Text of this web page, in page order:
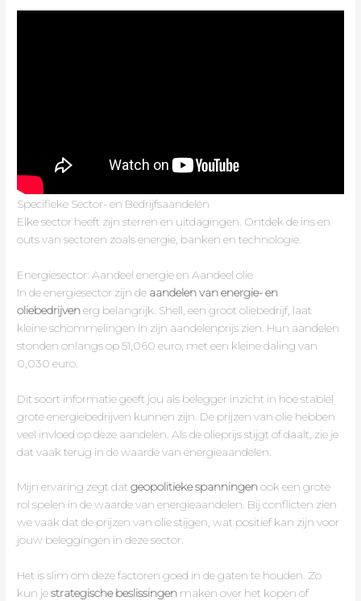
Specifieke Sector- en Bedrijfsaandelen
Elke sector heeft zijn sterren en uitdagingen. Ontdek de ins en
outs van sectoren zoals energie, banken en technologie.
Energiesector: Aandeel energie en Aandeel olie
In de energiesector zijn de aandelen van energie- en
oliebedrijvenerg belangrijk. Shell, een groot oliebedrijf, laat
kleine schommelingen in zijn aandelenprijs zien. Hun aandelen
stonden onlangs op 51,060 euro, met een kleine daling van
0,030 euro.
Dit soort informatie geeft jou als belegger inzicht in hoe stabiel
grote energiebedrijven kunnen zijn. De prijzen van olie hebben
veel invloed op deze aandelen. Als de olieprijs stijgt of daalt, zie je
dat vaak terug in de waarde van energieaandelen.
Mijn ervaring zegt datgeopolitieke spanningenook een grote
rol spelen in de waarde van energieaandelen. Bij conflicten zien
we vaak dat de prijzen van olie stijgen, wat positief kan zijn voor
jouw beleggingen in deze sector.
Het is slim om deze factoren goed in de gaten te houden. Zo
kun jestrategische beslissingen maken over het kopen of